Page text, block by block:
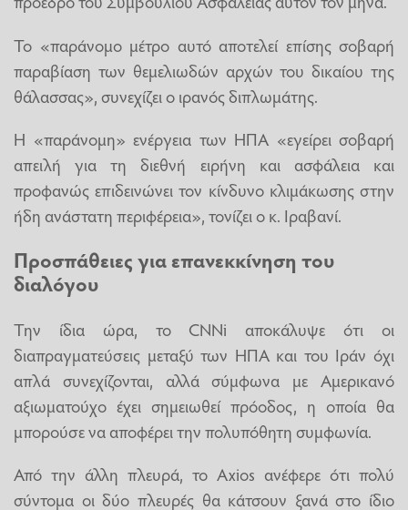
Το «παράνομο μέτρο αυτό αποτελεί επίσης σοβαρή
παραβίαση των θεμελιωδών αρχών του δικαίου της
θάλασσας», συνεχίζει ο ιρανός διπλωμάτης.
Η «παράνομη» ενέργεια των ΗΠΑ «εγείρει σοβαρή
απειλή για τη διεθνή ειρήνη και ασφάλεια και
προφανώς επιδεινώνει τον κίνδυνο κλιμάκωσης στην
ήδη ανάστατη περιφέρεια», τονίζει ο κ. Ιραβανί.
Προσπάθειες για επανεκκίνηση του
διαλόγου
Την ίδια ώρα, το CNNi αποκάλυψε ότι οι
διαπραγματεύσεις μεταξύ των ΗΠΑ και του Ιράν όχι
απλά συνεχίζονται, αλλά σύμφωνα με Αμερικανό
αξιωματούχο έχει σημειωθεί πρόοδος, η οποία θα
μπορούσε να αποφέρει την πολυπόθητη συμφωνία.
Από την άλλη πλευρά, το Axios ανέφερε ότι πολύ
σύντομα οι δύο πλευρές θα κάτσουν ξανά στο ίδιο